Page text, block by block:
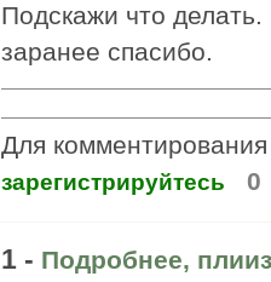
Подскажи что делать.
заранее спасибо.
Для
зарегистрируйтесь 0
1 - Подробнее,